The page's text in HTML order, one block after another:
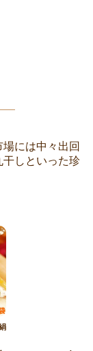
には中々出回
干しといった珍